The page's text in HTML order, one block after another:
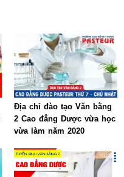
Địa chỉ đào tạo Văn bằng
2 Cao đẳng Dược vừa học
vừa làm năm 2020